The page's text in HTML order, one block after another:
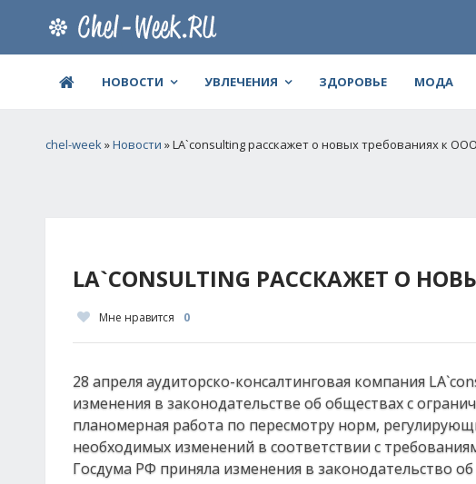
НОВОСТИ УВЛЕЧЕНИЯ ЗДОРОВЬЕ МОДА
chel-week»Новости » LA`consulting расскажет о новых требованиях к ООО
LA`CONSULTING РАССКАЖЕТ О
Мне нравится 0
28 апреля аудиторско-консалтинговая компания
изменения в законодательстве об обществах с
планомерная работа по пересмотру норм,
необходимых изменений в соответствии с
Госдума РФ приняла изменения в законодательство